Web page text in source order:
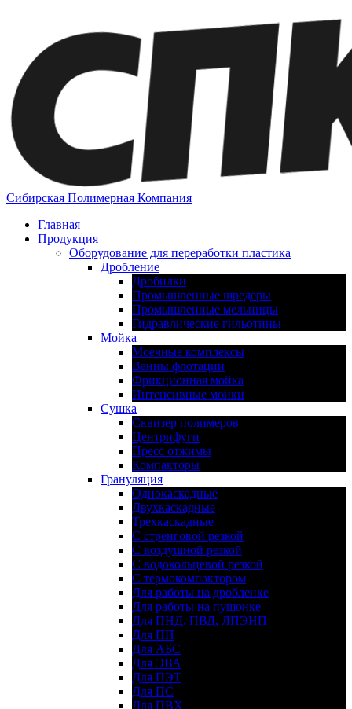
Сибирская Полимерная Компания
Главная
Продукция
Оборудование для переработки пластика
Дробление
Дробилки
Промышленные шредеры
Промышленные мельницы
Гидравлические гильотины
Мойка
Моечные комплексы
Ванны флотации
Фрикционная мойка
Интенсивные мойки
Сушка
Сквизер полимеров
Центрифуги
Пресс отжимы
Компакторы
Грануляция
Однокаскадные
Двухкаскадные
Трехкаскадные
С стренговой резкой
С воздушной резкой
С водокольцевой резкой
С термокомпактором
Для работы на дробленке
Для работы на пушонке
Для ПНД, ПВД, ЛПЭНП
Для ПП
Для АБС
Для ЭВА
Для ПЭТ
Для ПС
Для ПВХ